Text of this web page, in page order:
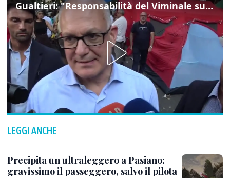
Gualtieri: "Responsabilità del Viminale su Spin Time? La posizione dei partiti è nota"
LEGGI ANCHE
Precipita un ultraleggero a Pasiano:
gravissimo il passeggero, salvo il pilota